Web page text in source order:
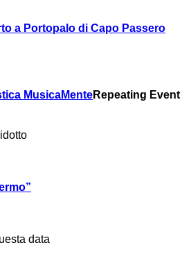
a Portopalo di Capo Passero
MusicaMenteRepeating Event
data